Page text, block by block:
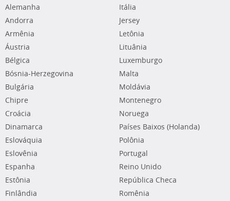
Alemanha
Andorra
Armênia
Áustria
Bélgica
Bósnia-Herzegovina
Bulgária
Chipre
Croácia
Dinamarca
Eslováquia
Eslovênia
Espanha
Estônia
Finlândia
Itália
Jersey
Letônia
Lituânia
Luxemburgo
Malta
Moldávia
Montenegro
Noruega
Países Baixos (Holanda)
Polônia
Portugal
Reino Unido
República Checa
Romênia